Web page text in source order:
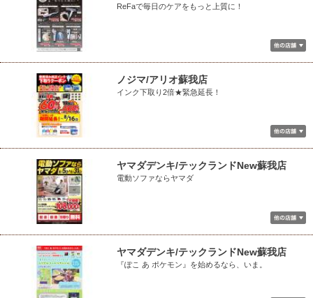
ReFaで毎日のケアをもっと上質に！
ノジマ/アリオ蘇我店
インク下取り2倍★緊急延長！
ヤマダデンキ/テックランドNew蘇我店
電動ソファならヤマダ
ヤマダデンキ/テックランドNew蘇我店
『ぽこ あ ポケモン』を始めるなら、いま。